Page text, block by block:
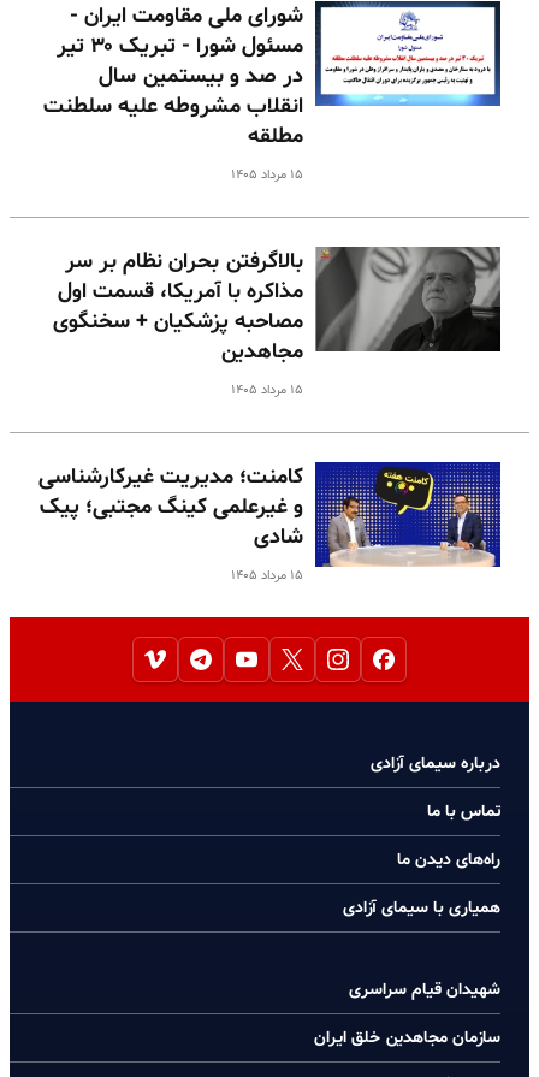
شورای ملی مقاومت ایران -
مسئول شورا - تبریک ۳۰ تیر
در صد و بیستمین سال
انقلاب مشروطه علیه سلطنت
مطلقه
۱۵ مرداد ۱۴۰۵
بالا‌گرفتن بحران نظام بر سر
مذاکره با آمریکا، قسمت اول
مصاحبه پزشکیان + سخنگوی
مجاهدین
۱۵ مرداد ۱۴۰۵
کامنت؛ مدیریت غیرکارشناسی
و غیرعلمی کینگ مجتبی؛ پیک
شادی
۱۵ مرداد ۱۴۰۵
درباره سیمای آزادی
تماس با ما
راه‌های دیدن ما
همیاری با سیمای آزادی
شهیدان قیام سراسری
سازمان مجاهدین خلق ایران